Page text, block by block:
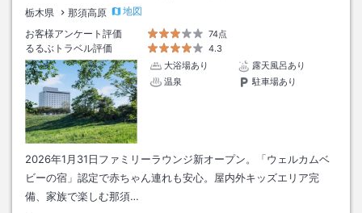
栃木県 那須高原
地図
お客様アンケート評価
74点
るるぶトラベル評価
4.3
大浴場あり
露天風呂あり
温泉
駐車場あり
2026年1月31日ファミリーラウンジ新オープン。「ウェルカムベ
ビーの宿」認定で赤ちゃん連れも安心。屋内外キッズエリア完
備、家族で楽しむ那須…